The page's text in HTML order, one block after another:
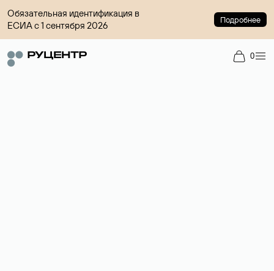
Обязательная идентификация в
ЕСИА с 1 сентября 2026
Подробнее
0